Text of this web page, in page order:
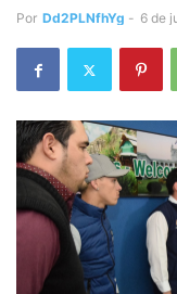
Por Dd2PLNfhYg - 6 de